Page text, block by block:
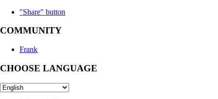
"Share" button
COMMUNITY
Frank
CHOOSE LANGUAGE